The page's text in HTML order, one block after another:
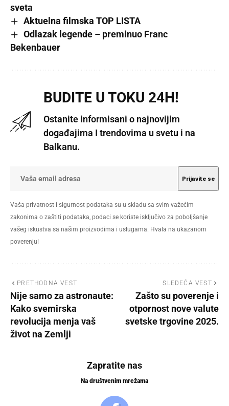
sveta
Aktuelna filmska TOP LISTA
Odlazak legende – preminuo Franc
Bekenbauer
BUDITE U TOKU 24H!
Ostanite informisani o najnovijim
događajima I trendovima u svetu i na
Balkanu.
Vaša privatnost i sigurnost podataka su u skladu sa svim važećim
zakonima o zaštiti podataka, podaci se koriste isključivo za poboljšanje
vašeg iskustva sa našim proizvodima i uslugama. Hvala na ukazanom
poverenju!
PRETHODNA VEST
Nije samo za astronaute:
Kako svemirska
revolucija menja vaš
život na Zemlji
SLEDEĆA VEST
Zašto su poverenje i
otpornost nove valute
svetske trgovine 2025.
Zapratite nas
Na društvenim mrežama